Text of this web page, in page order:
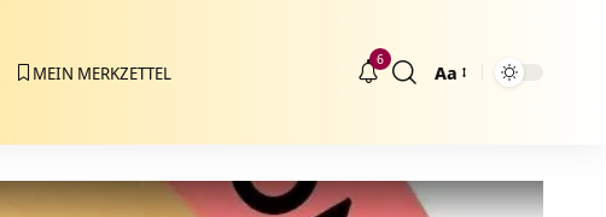
MEIN MERKZETTEL
6
Größenänderung
Aa